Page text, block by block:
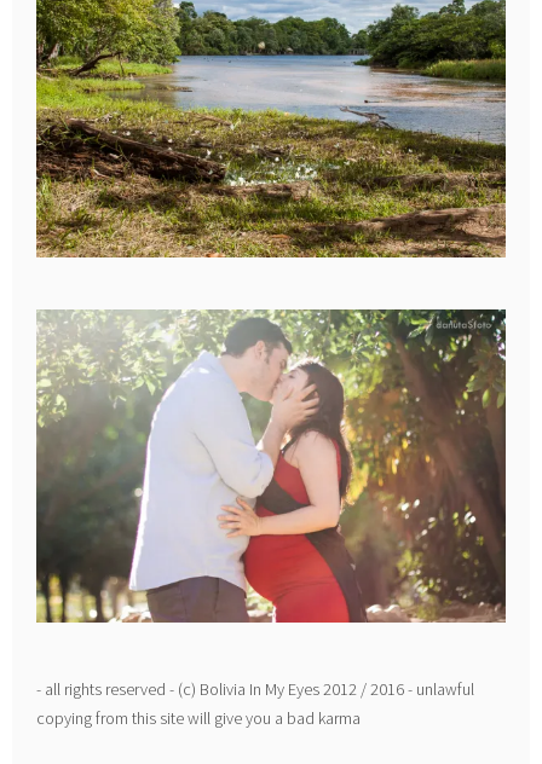
- all rights reserved - (c) Bolivia In My Eyes 2012 / 2016 - unlawful
copying from this site will give you a bad karma